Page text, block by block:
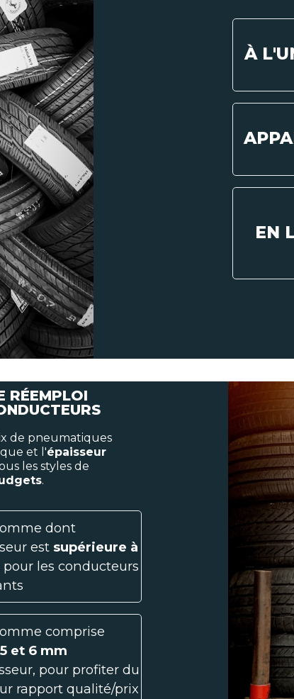
À
EN
RÉEMPLOI
de pneumatiques
et l'épaisseur
les styles de
.
dont
est supérieure à
pour les conducteurs
comprise
et 6 mm
pour profiter du
rapport qualité/prix